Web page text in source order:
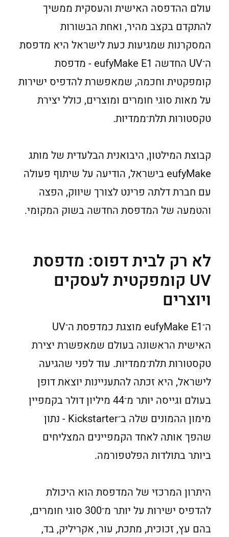
עולם ההדפסה האישית והעסקית ממשיך
להתקדם בקצב מהיר, ואחת הבשורות
המסקרנות שמגיעות כעת לישראל היא מדפסת
ה־UV החדשה eufyMake E1 - מדפסת
קומפקטית וחכמה, שמאפשרת להדפיס ישירות
על מאות סוגי חומרים ומוצרים, כולל יצירת
טקסטורות תלת־ממדיות.
קבוצת המילטון, היבואנית הבלעדית של מותג
eufyMake בישראל, הודיעה על שיתוף פעולה
עם חברת דלתה פרינט לצורך שיווק, הפצה
והטמעה של המדפסת החדשה בשוק המקומי.
לא רק לבית דפוס: מדפסת
UV קומפקטית לעסקים
ויוצרים
ה־eufyMake E1 מוצגת כמדפסת ה־UV
האישית הראשונה בעולם שמאפשרת יצירת
טקסטורות תלת־ממדיות. עוד לפני שהגיעה
לישראל, היא זכתה להתעניינות יוצאת דופן
בעולם וגייסה יותר מ־44 מיליון דולר בקמפיין
מימון ההמונים שלה ב־Kickstarter - נתון
שהפך אותה לאחד הקמפיינים המצליחים
ביותר בתולדות הפלטפורמה.
היתרון המרכזי של המדפסת הוא היכולת
להדפיס ישירות על יותר מ־300 סוגי חומרים,
בהם עץ, זכוכית, מתכת, עור, אקריליק, בד,